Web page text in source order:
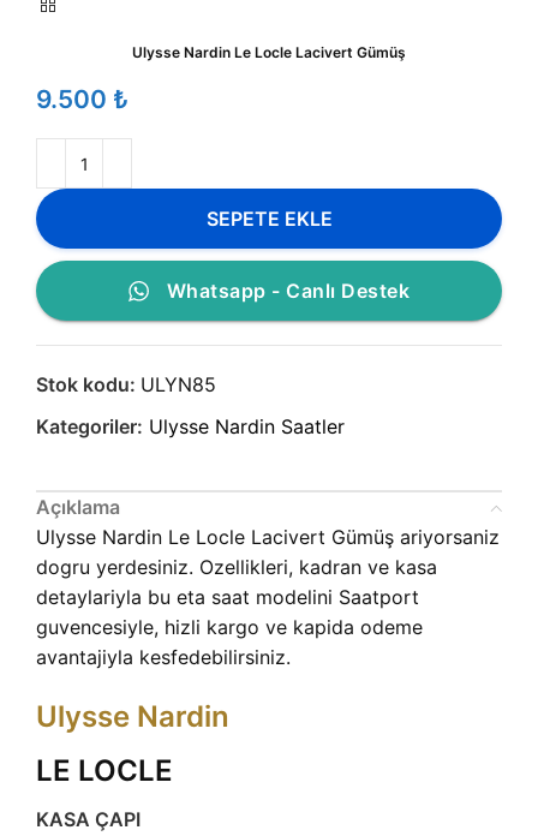
Ulysse Nardin Le Locle Lacivert Gümüş
₺
SEPETE EKLE
Whatsapp - Canlı Destek
Stok kodu: ULYN85
Kategoriler: Ulysse Nardin Saatler
Açıklama
Ulysse Nardin Le Locle Lacivert Gümüş ariyorsaniz
dogru yerdesiniz. Ozellikleri, kadran ve kasa
detaylariyla bu eta saat modelini Saatport
guvencesiyle, hizli kargo ve kapida odeme
avantajiyla kesfedebilirsiniz.
Ulysse Nardin
LE LOCLE
KASA ÇAPI